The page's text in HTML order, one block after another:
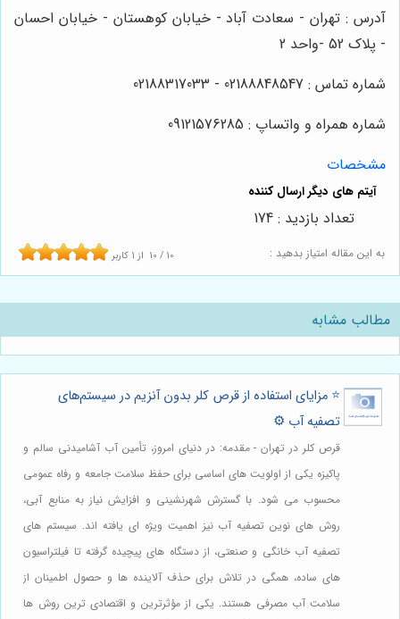
آدرس : تهران - سعادت آباد - خیابان کوهستان - خیابان احسان
- پلاک 52 -واحد 2
شماره تماس : 02188848547 - 02188317033
شماره همراه و واتساپ : 09121576285
مشخصات
به این مقاله امتیاز بدهید : 10 / 10 از1 کاربر
تعداد بازدید : 174
مطالب مشابه
⭐️ مزایای استفاده از قرص کلر بدون آنزیم در سیستم‌های
تصفیه آب ⚙️
قرص کلر در تهران - مقدمه: در دنیای امروز، تأمین آب آشامیدنی سالم و
پاکیزه یکی از اولویت های اساسی برای حفظ سلامت جامعه و رفاه عمومی
محسوب می شود. با گسترش شهرنشینی و افزایش نیاز به منابع آبی،
روش های نوین تصفیه آب نیز اهمیت ویژه ای یافته اند. سیستم های
تصفیه آب خانگی و صنعتی، از دستگاه های پیچیده گرفته تا فیلتراسیون
های ساده، همگی در تلاش برای حذف آلاینده ها و حصول اطمینان از
سلامت آب مصرفی هستند. یکی از مؤثرترین و اقتصادی ترین روش ها